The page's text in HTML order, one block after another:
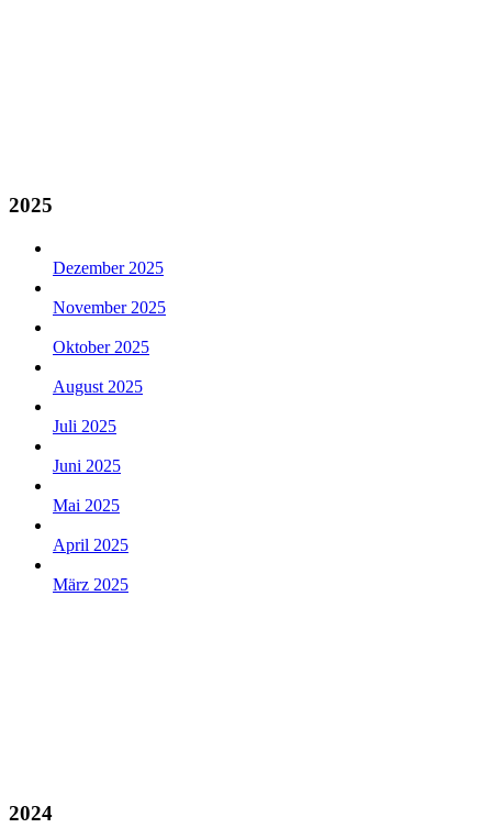
2025
Dezember 2025
November 2025
Oktober 2025
August 2025
Juli 2025
Juni 2025
Mai 2025
April 2025
März 2025
2024